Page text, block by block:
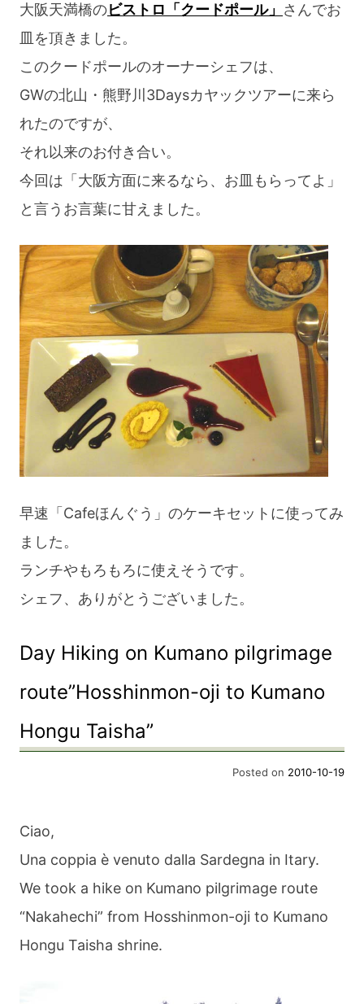
大阪天満橋のビストロ「クードポール」 さんでお
皿を頂きました。
このクードポールのオーナーシェフは、
GWの北山・熊野川3Daysカヤックツアーに来ら
れたのですが、
それ以来のお付き合い。
今回は「大阪方面に来るなら、お皿もらってよ」
と言うお言葉に甘えました。
早速「Cafeほんぐう」のケーキセットに使ってみ
ました。
ランチやもろもろに使えそうです。
シェフ、ありがとうございました。
Day Hiking on Kumano pilgrimage
route”Hosshinmon-oji to Kumano
Hongu Taisha”
Posted on 2010-10-19
Ciao,
Una coppia è venuto dalla Sardegna in Itary.
We took a hike on Kumano pilgrimage route
“Nakahechi” from Hosshinmon-oji to Kumano
Hongu Taisha shrine.